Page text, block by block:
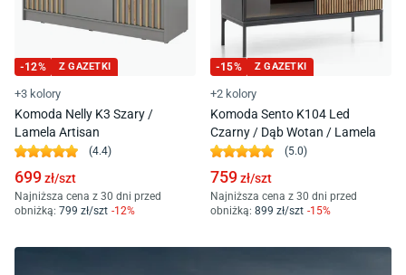
-12% Z GAZETKI
+3 kolory
Komoda Nelly K3 Szary /
Lamela Artisan
(4.4)
699zł/szt
Najniższa cena z 30 dni przed
obniżką: 799 zł/szt -12%
-15% Z GAZETKI
+2 kolory
Komoda Sento K104 Led
Czarny / Dąb Wotan / Lamela
(5.0)
759zł/szt
Najniższa cena z 30 dni przed
obniżką: 899 zł/szt -15%